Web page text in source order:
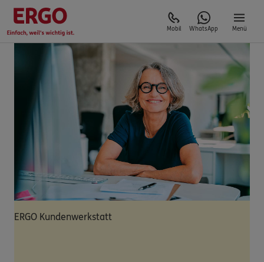
Mobil WhatsApp Menü
ERGO Kundenwerkstatt